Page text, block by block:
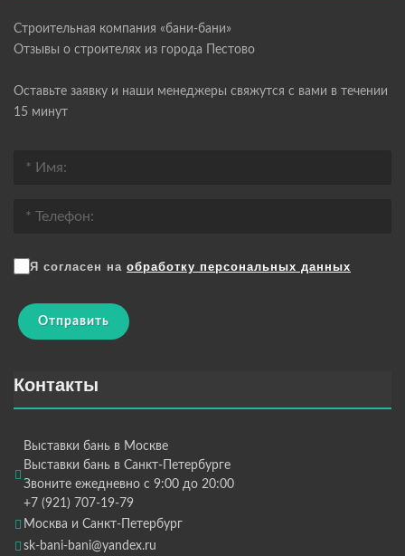
Строительная компания «бани-бани»
Отзывы о строителях из города Пестово
Оставьте заявку и наши менеджеры свяжутся с вами в течении
15 минут
Я согласен на обработку персональных данных
Отправить
Контакты
Выставки бань в Москве
Выставки бань в Санкт-Петербурге
Звоните ежедневно с 9:00 до 20:00
+7 (921) 707-19-79
Москва и Санкт-Петербург
sk-bani-bani@yandex.ru